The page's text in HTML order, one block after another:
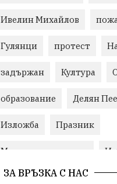
Ивелин Михайлов
Гулянци протест
задържан Култура
образование Делян
Изложба Празник
Министерски съвет
Корупция воден режим
ЗА ВРЪЗКА С НАС